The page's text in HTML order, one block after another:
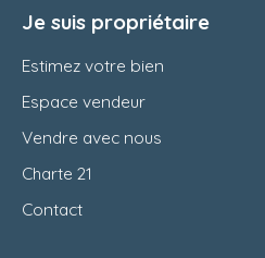
Je suis propriétaire
Estimez votre bien
Espace vendeur
Vendre avec nous
Charte 21
Contact